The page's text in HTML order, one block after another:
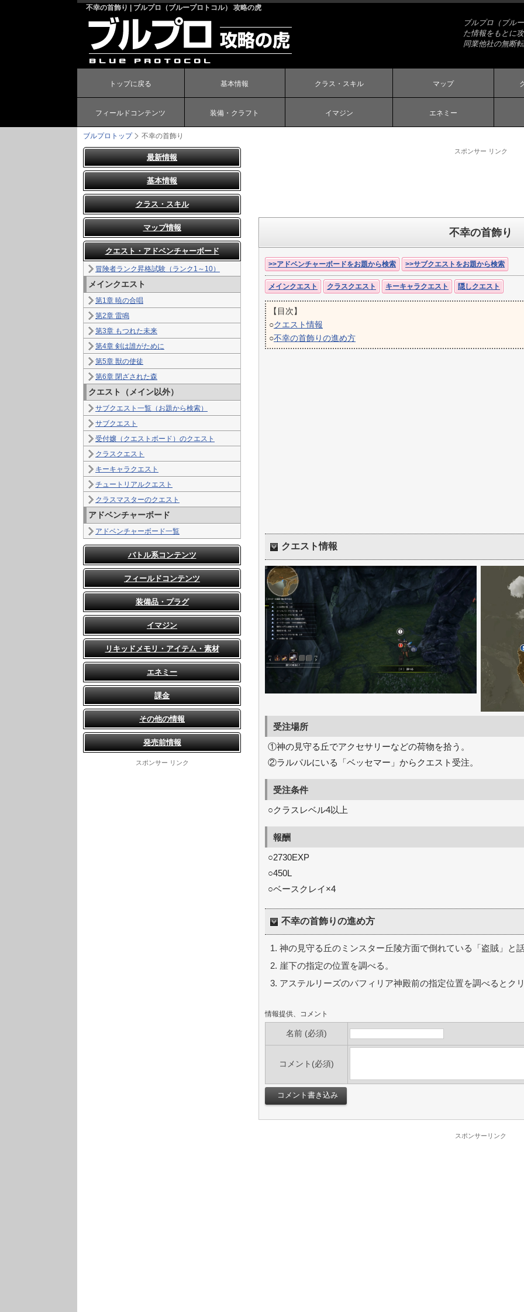
不幸の首飾り | ブルプロ（ブループロトコル） 攻略の虎
ブルプロ（ブル
た情報をもとに
同業他社の無断
トップに戻る 基本情報 クラス・スキル マップ
フィールドコンテンツ 装備・クラフト イマジン エネミー
ブルプロトップ 不幸の首飾り
スポンサー リンク
不幸の首飾り
>>アドベンチャーボードをお題から検索 >>サブクエストをお題から検索
メインクエスト クラスクエスト キーキャラクエスト 隠しクエスト
【目次】
○クエスト情報
○不幸の首飾りの進め方
クエスト情報
受注場所
①神の見守る丘でアクセサリーなどの荷物を拾う。
②ラルパルにいる「ベッセマー」からクエスト受注。
受注条件
○クラスレベル4以上
報酬
○2730EXP
○450L
○ベースクレイ×4
不幸の首飾りの進め方
神の見守る丘のミンスター丘陵方面で倒れている「盗賊」と話
崖下の指定の位置を調べる。
アステルリーズのバフィリア神殿前の指定位置を調べるとクリ
情報提供、コメント
名前 (必須)
コメント(必須)
スポンサーリンク
最新情報
基本情報
クラス・スキル
マップ情報
クエスト・アドベンチャーボード
冒険者ランク昇格試験（ランク1～10）
メインクエスト
第1章 暁の合唱
第2章 雷鳴
第3章 もつれた未来
第4章 剣は誰がために
第5章 獣の使徒
第6章 閉ざされた森
クエスト（メイン以外）
サブクエスト一覧（お題から検索）
サブクエスト
受付嬢（クエストボード）のクエスト
クラスクエスト
キーキャラクエスト
チュートリアルクエスト
クラスマスターのクエスト
アドベンチャーボード
アドベンチャーボード一覧
バトル系コンテンツ
フィールドコンテンツ
装備品・プラグ
イマジン
リキッドメモリ・アイテム・素材
エネミー
課金
その他の情報
発売前情報
スポンサー リンク